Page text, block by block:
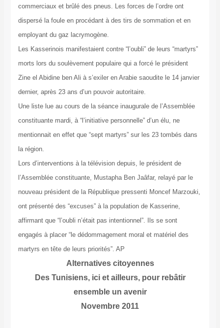
commerciaux et brûlé des pneus. Les forces de l’ordre ont
dispersé la foule en procédant à des tirs de sommation et en
employant du gaz lacrymogène.
Les Kasserinois manifestaient contre “l’oubli” de leurs “martyrs”
morts lors du soulèvement populaire qui a forcé le président
Zine el Abidine ben Ali à s’exiler en Arabie saoudite le 14 janvier
dernier, après 23 ans d’un pouvoir autoritaire.
Une liste lue au cours de la séance inaugurale de l’Assemblée
constituante mardi, à “l’initiative personnelle” d’un élu, ne
mentionnait en effet que “sept martyrs” sur les 23 tombés dans
la région.
Lors d’interventions à la télévision depuis, le président de
l’Assemblée constituante, Mustapha Ben Jaâfar, relayé par le
nouveau président de la République pressenti Moncef Marzouki,
ont présenté des “excuses” à la population de Kasserine,
affirmant que “l’oubli n’était pas intentionnel”. Ils se sont
engagés à placer “le dédommagement moral et matériel des
martyrs en tête de leurs priorités”. AP
Alternatives citoyennes
Des Tunisiens, ici et ailleurs, pour rebâtir
ensemble un avenir
Novembre 2011